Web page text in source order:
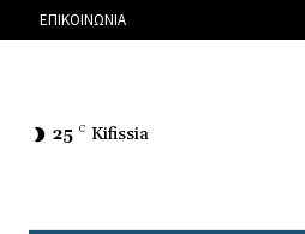
ΕΠΙΚΟΙΝΩΝΙΑ
25 C Kifissia